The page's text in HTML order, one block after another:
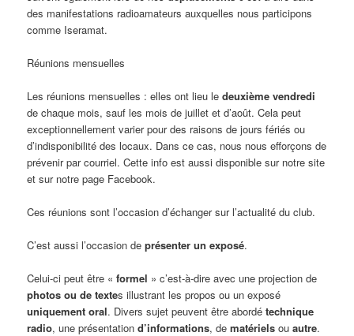
des manifestations radioamateurs auxquelles nous participons
comme Iseramat.
Réunions mensuelles
Les réunions mensuelles : elles ont lieu ledeuxième vendredi
de chaque mois, sauf les mois de juillet et d’août. Cela peut
exceptionnellement varier pour des raisons de jours fériés ou
d’indisponibilité des locaux. Dans ce cas, nous nous efforçons de
prévenir par courriel. Cette info est aussi disponible sur notre site
et sur notre page Facebook.
Ces réunions sont l’occasion d’échanger sur l’actualité du club.
C’est aussi l’occasion deprésenter un exposé.
Celui-ci peut être « formel » c’est-à-dire avec une projection de
photos ou de textes illustrant les propos ou un exposé
uniquement oral. Divers sujet peuvent être abordétechnique
radio, une présentationd’informations, dematériels ouautre.